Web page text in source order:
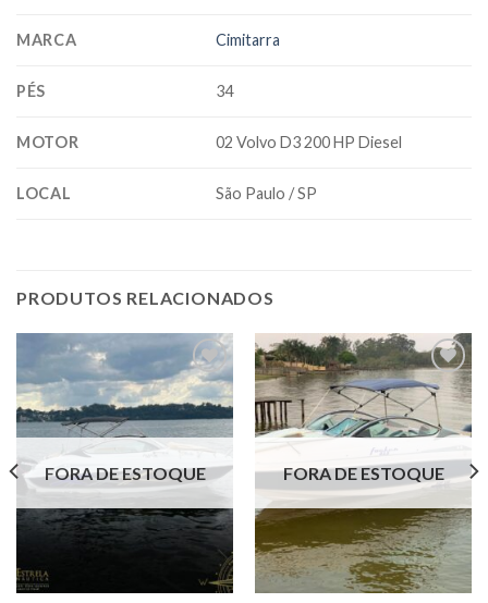
MARCA Cimitarra
PÉS 34
MOTOR 02 Volvo D3 200 HP Diesel
LOCAL São Paulo / SP
PRODUTOS RELACIONADOS
Adicionar
aos meus
FORA DE ESTOQUE
Adicionar
aos meus
favoritos
FORA DE ESTOQUE